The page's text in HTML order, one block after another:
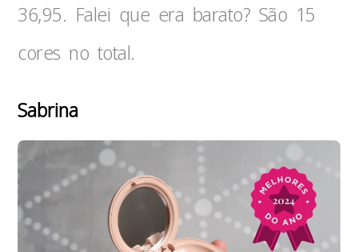
36,95. Falei que era barato? São 15
cores no total.
Sabrina